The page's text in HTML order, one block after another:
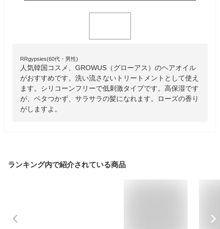
RRgypsies(60代・男性)
人気韓国コスメ、GROWUS（グローアス）のヘアオイル
がおすすめです。洗い流さないトリートメントとして使え
ます。シリコーンフリーで低刺激タイプです。高保湿です
が、ベタつかず、サラサラの髪になれます。ローズの香り
がしますよ。
ランキング内で紹介されている商品